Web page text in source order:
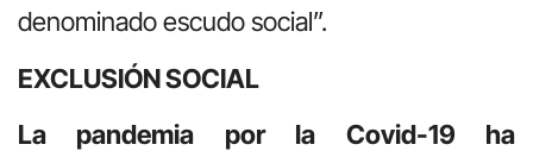
denominado escudo social”.
EXCLUSIÓN SOCIAL
La pandemia por la Covid-19 ha